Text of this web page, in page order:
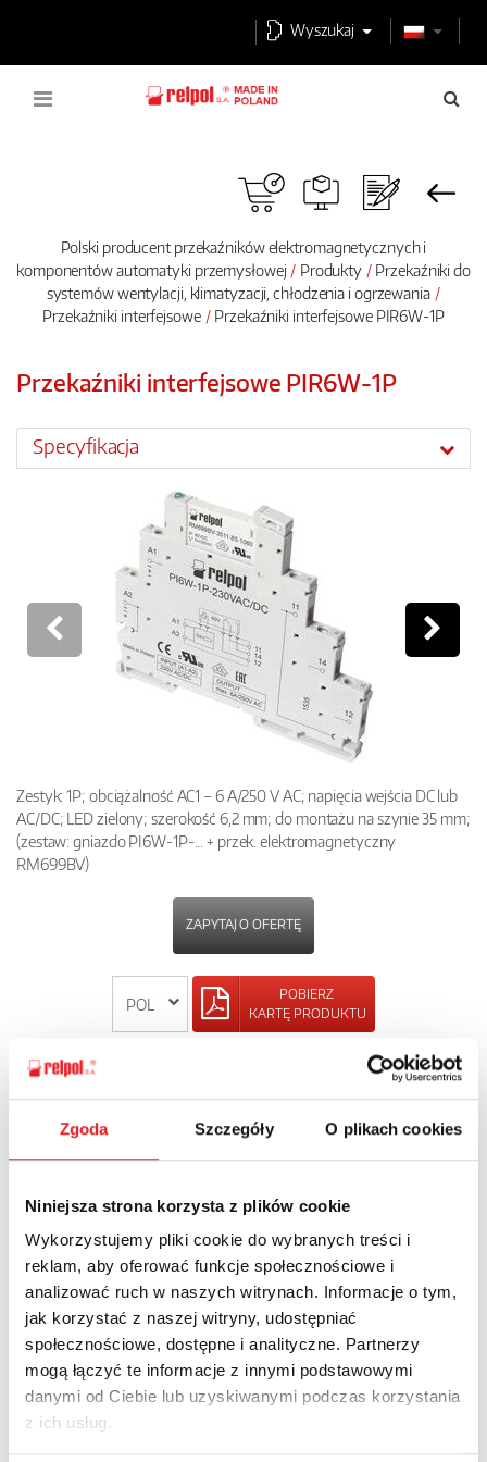
Zgoda Szczegóły O plikach cookies
Niniejsza strona korzysta z plików cookie
Wykorzystujemy pliki cookie do wybranych treści i
reklam, aby oferować funkcje społecznościowe i
analizować ruch w naszych witrynach. Informacje o tym,
jak korzystać z naszej witryny, udostępniać
społecznościowe, dostępne i analityczne. Partnerzy
mogą łączyć te informacje z innymi podstawowymi
danymi od Ciebie lub uzyskiwanymi podczas korzystania
z ich usług.
Wyszukaj
Polski producent przekaźników elektromagnetycznych i
komponentów automatyki przemysłowej
Produkty
Przekaźniki do
systemów wentylacji, klimatyzacji, chłodzenia i ogrzewania
Przekaźniki interfejsowe
Przekaźniki interfejsowe PIR6W-1P
Przekaźniki interfejsowe PIR6W-1P
Specyfikacja
Zestyk: 1P; obciążalność AC1 – 6 A/250 V AC; napięcia wejścia DC lub
AC/DC; LED zielony; szerokość 6,2 mm; do montażu na szynie 35 mm;
(zestaw: gniazdo PI6W-1P-... + przek. elektromagnetyczny
RM699BV)
ZAPYTAJ O OFERTĘ
POBIERZ
KARTĘ PRODUKTU
Zapytaj o szczegóły oferty
Imię i nazwisko: *
Adres e-mail: *
Nazwa firmy: